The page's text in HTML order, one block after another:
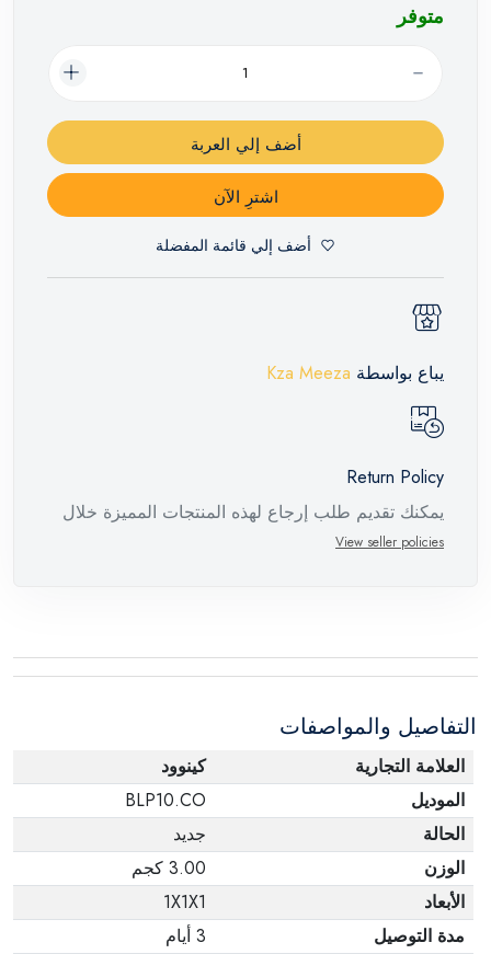
متوفر
أضف إلي العربة
اشترِ الآن
أضف إلي قائمة المفضلة
يباع بواسطة Kza Meeza
Return Policy
يمكنك تقديم طلب إرجاع لهذه المنتجات المميزة خلال
عبوته الأصلية. لاحظ أنه لا يمكن إرجاع المنتجات
وفي عبواتها الأصلية.
View seller policies
التفاصيل والمواصفات
العلامة التجارية
كينوود
الموديل
BLP10.CO
الحالة
جديد
الوزن
3.00 كجم
الأبعاد
1X1X1
مدة التوصيل
3 أيام